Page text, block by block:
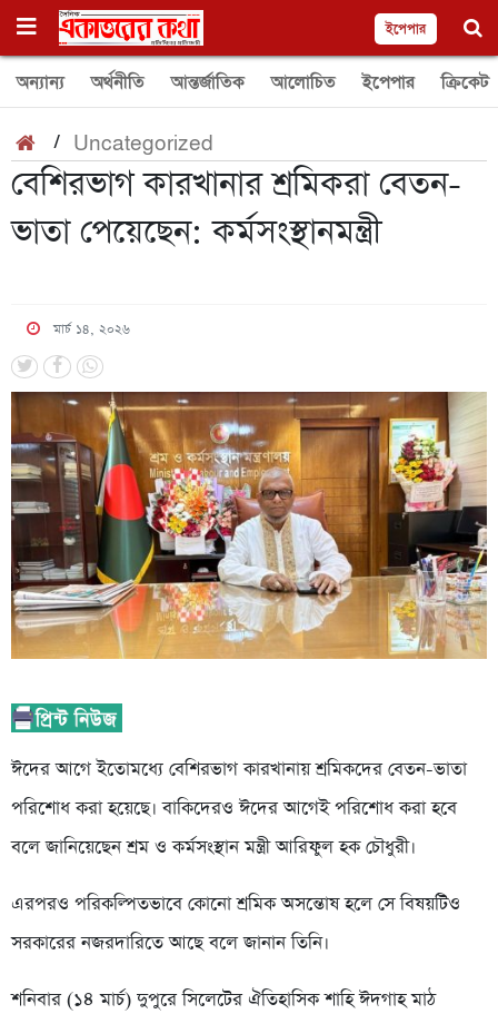
ইপেপার
অন্যান্য অর্থনীতি আন্তর্জাতিক আলোচিত ইপেপার ক্রিকেট
/ Uncategorized
বেশিরভাগ কারখানার শ্রমিকরা বেতন-
ভাতা পেয়েছেন: কর্মসংস্থানমন্ত্রী
মার্চ ১৪, ২০২৬
ঈদের আগে ইতোমধ্যে বেশিরভাগ কারখানায় শ্রমিকদের বেতন-ভাতা
পরিশোধ করা হয়েছে। বাকিদেরও ঈদের আগেই পরিশোধ করা হবে
বলে জানিয়েছেন শ্রম ও কর্মসংস্থান মন্ত্রী আরিফুল হক চৌধুরী।
এরপরও পরিকল্পিতভাবে কোনো শ্রমিক অসন্তোষ হলে সে বিষয়টিও
সরকারের নজরদারিতে আছে বলে জানান তিনি।
শনিবার (১৪ মার্চ) দুপুরে সিলেটের ঐতিহাসিক শাহি ঈদগাহ মাঠ